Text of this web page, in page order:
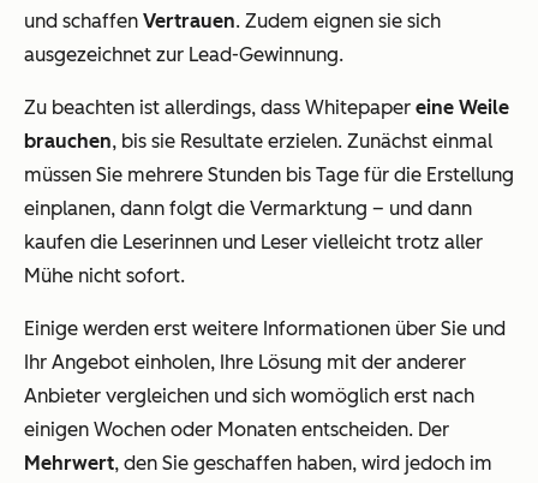
und schaffen Vertrauen. Zudem eignen sie sich
ausgezeichnet zur Lead-Gewinnung.
Zu beachten ist allerdings, dass Whitepaper eine Weile
brauchen, bis sie Resultate erzielen. Zunächst einmal
müssen Sie mehrere Stunden bis Tage für die Erstellung
einplanen, dann folgt die Vermarktung – und dann
kaufen die Leserinnen und Leser vielleicht trotz aller
Mühe nicht sofort.
Einige werden erst weitere Informationen über Sie und
Ihr Angebot einholen, Ihre Lösung mit der anderer
Anbieter vergleichen und sich womöglich erst nach
einigen Wochen oder Monaten entscheiden. Der
Mehrwert, den Sie geschaffen haben, wird jedoch im